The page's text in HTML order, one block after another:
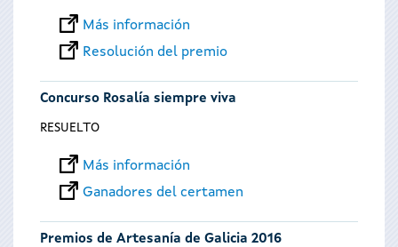
Más información
Resolución del premio
Concurso Rosalía siempre viva
RESUELTO
Más información
Ganadores del certamen
Premios de Artesanía de Galicia 2016